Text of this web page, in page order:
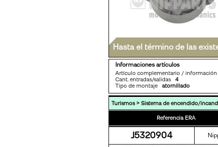
Hasta el término de las
Informaciones artículos
Artículo complementario /
Cant. entradas/salidas 4
Tipo de montaje atornillado
Turismos> Sistema de encendido/
Referencia ERA
J5320904